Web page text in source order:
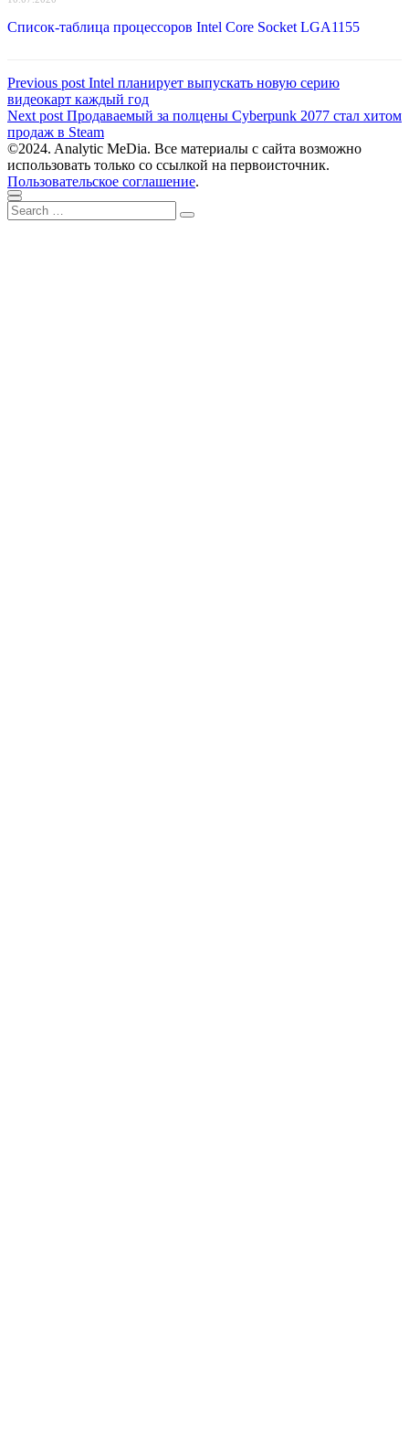
Список-таблица процессоров Intel Core Socket LGA1155
Навигация
по
записям
Previous post Previous
post:
Intel планирует выпускать новую серию
видеокарт каждый год
Next post Next
post:
Продаваемый за полцены Cyberpunk 2077 стал хитом
продаж в Steam
©2024. Analytic MeDia. Все материалы с сайта возможно
использовать только со ссылкой на первоисточник.
Пользовательское соглашение.
Scroll
to
Close
Search
for:
Search